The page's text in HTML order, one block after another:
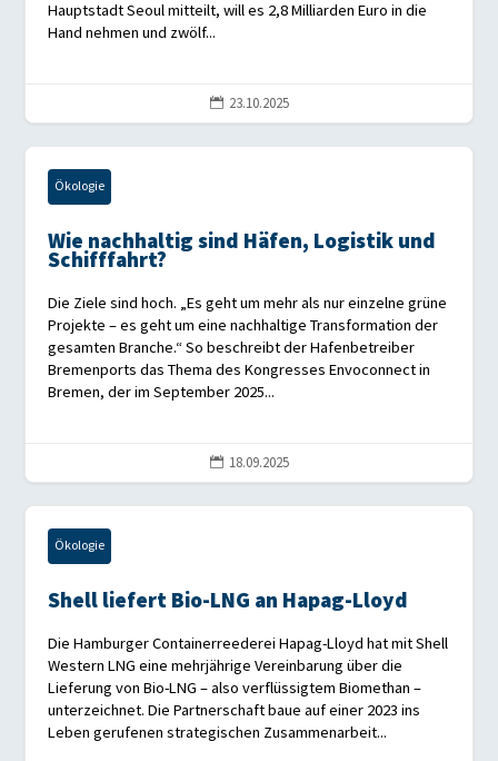
Hauptstadt Seoul mitteilt, will es 2,8 Milliarden Euro in die
Hand nehmen und zwölf...
 23.10.2025
Ökologie
Wie nachhaltig sind Häfen, Logistik und
Schifffahrt?
Die Ziele sind hoch. „Es geht um mehr als nur einzelne grüne
Projekte – es geht um eine nachhaltige Transformation der
gesamten Branche.“ So beschreibt der Hafenbetreiber
Bremenports das Thema des Kongresses Envoconnect in
Bremen, der im September 2025...
 18.09.2025
Ökologie
Shell liefert Bio-LNG an Hapag-Lloyd
Die Hamburger Containerreederei Hapag-Lloyd hat mit Shell
Western LNG eine mehrjährige Vereinbarung über die
Lieferung von Bio-LNG – also verflüssigtem Biomethan –
unterzeichnet. Die Partnerschaft baue auf einer 2023 ins
Leben gerufenen strategischen Zusammenarbeit...